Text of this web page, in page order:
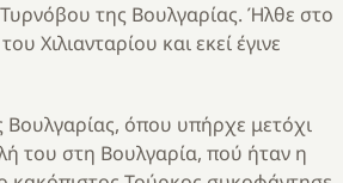
της Βουλγαρίας. Ήλθε στο
Χιλιανταρίου και εκεί έγινε
Βουλγαρίας, όπου υπήρχε μετόχι
του στη Βουλγαρία, πού ήταν η